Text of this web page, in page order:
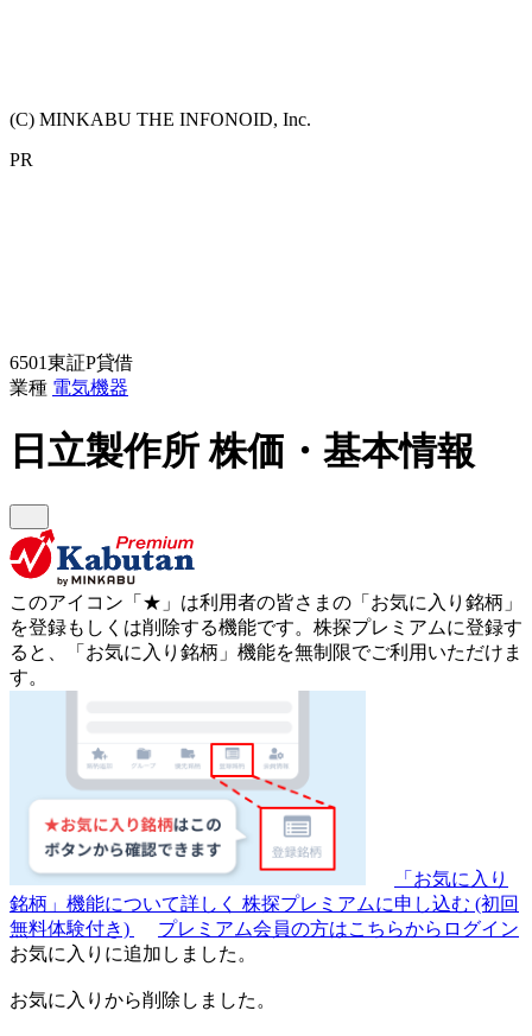
(C) MINKABU THE INFONOID, Inc.
PR
6501東証P貸借
業種 電気機器
日立製作所株価・基本情報
このアイコン 「★」 は利用者の皆さまの 「お気に入り銘柄」
を登録もしくは削除する機能です。 株探プレミアムに登録す
ると、「お気に入り銘柄」機能を無制限でご利用いただけま
す。
「お気に入り
銘柄」機能について詳しく 株探プレミアムに申し込む (初回
無料体験付き)
プレミアム会員の方はこちらからログイン
お気に入りに追加しました。
お気に入りから削除しました。